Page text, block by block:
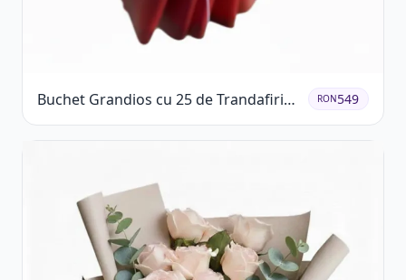
Buchet Grandios cu 25 de Trandafiri
Roșii
RON549